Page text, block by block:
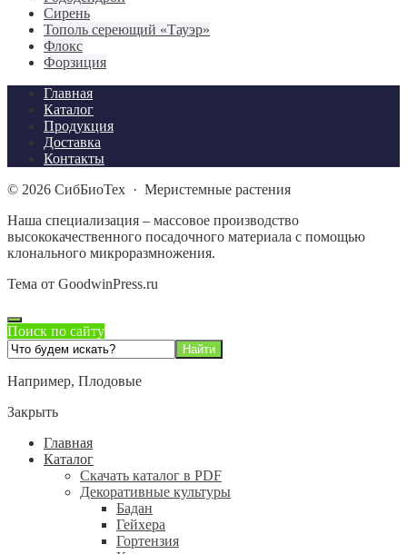
Сирень
Тополь сереющий «Тауэр»
Флокс
Форзиция
Главная
Каталог
Продукция
Доставка
Контакты
© 2026 СибБиоТех · Меристемные растения
Наша специализация – массовое производство
высококачественного посадочного материала с помощью
клонального микроразмножения.
Тема от GoodwinPress.ru
Поиск по сайту
Например, Плодовые
Закрыть
Главная
Каталог
Скачать каталог в PDF
Декоративные культуры
Бадан
Гейхера
Гортензия